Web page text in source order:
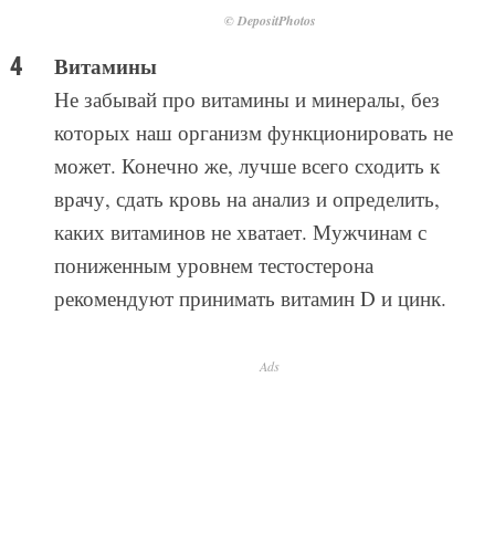
© DepositPhotos
Витамины
Не забывай про витамины и минералы, без
которых наш организм функционировать не
может. Конечно же, лучше всего сходить к
врачу, сдать кровь на анализ и определить,
каких витаминов не хватает. Мужчинам с
пониженным уровнем тестостерона
рекомендуют принимать витамин D и цинк.
Ads